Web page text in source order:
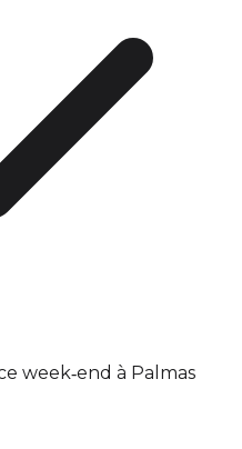
week‑end à Palmas